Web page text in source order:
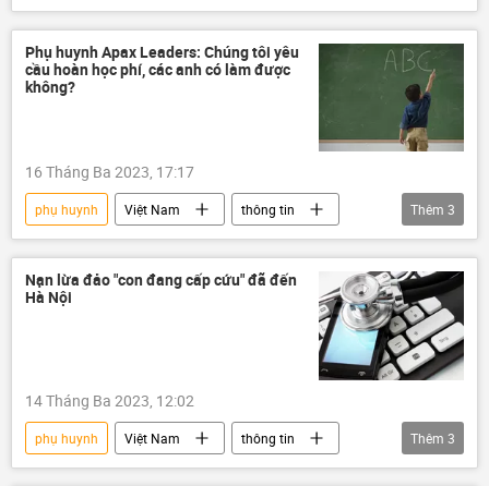
giáo dục
Bộ Giáo dục và Đào Tạo
Trẻ em
Phụ huynh Apax Leaders: Chúng tôi yêu
cầu hoàn học phí, các anh có làm được
không?
16 Tháng Ba 2023, 17:17
phụ huynh Việt Nam
thông tin
tiếng Anh
học phí giáo dục
Thêm 3
Nạn lừa đảo "con đang cấp cứu" đã đến
Hà Nội
14 Tháng Ba 2023, 12:02
phụ huynh Việt Nam
thông tin
lừa đảo
học sinh trường học
Thêm 3